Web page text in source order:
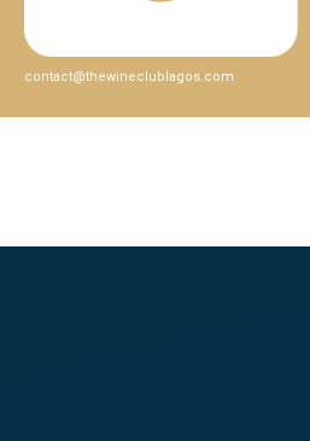
contact@thewineclublagos.com